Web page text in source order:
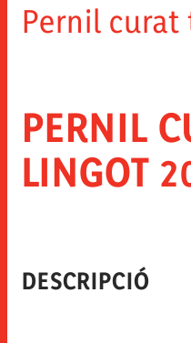
PERNIL
LINGOT
Pernil
DESCRIPCIÓ